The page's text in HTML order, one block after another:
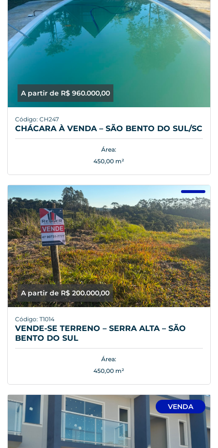
A partir de R$ 960.000,00
Código: CH247
CHÁCARA À VENDA – SÃO BENTO DO SUL/SC
Área:
450,00 m²
A partir de R$ 200.000,00
Código: T1014
VENDE-SE TERRENO – SERRA ALTA – SÃO
BENTO DO SUL
Área:
450,00 m²
VENDA